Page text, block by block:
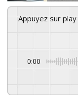
Appuyez sur
0:00